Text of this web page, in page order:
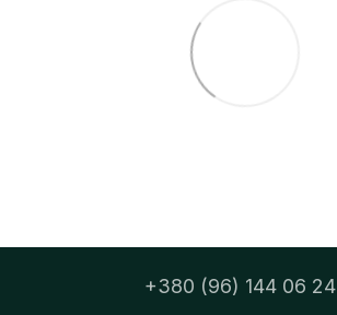
+380 (96) 144 06 24